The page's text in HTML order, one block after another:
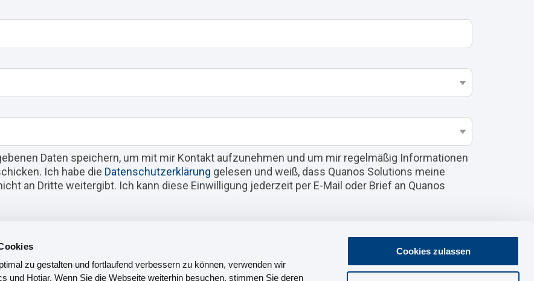
zu gestalten und fortlaufend verbessern zu können, verwenden wir
und Hotjar. Wenn Sie die Webseite weiterhin besuchen, stimmen Sie deren
Cookies zulassen
Daten speichern, um mit mir Kontakt aufzunehmen und um mir regelmäßig Informationen
Ich habe die Datenschutzerklärung gelesen und weiß, dass Quanos Solutions meine
an Dritte weitergibt. Ich kann diese Einwilligung jederzeit per E-Mail oder Brief an Quanos